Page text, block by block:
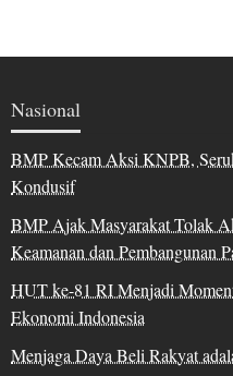
Nasional
BMP Kecam Aksi KNPB,
Kondusif
BMP Ajak Masyarakat Tolak
Keamanan dan Pembangunan
HUT ke-81 RI Menjadi
Ekonomi Indonesia
Menjaga Daya Beli Rakyat